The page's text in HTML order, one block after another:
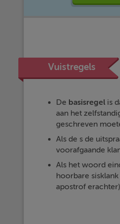
Vuistregels
De basisregel is
aan het
geschreven
Als de s de
voorafgaande
Als het woord
hoorbare
apostrof erachter)